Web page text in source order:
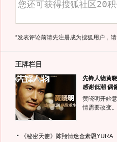
*发表评论前请先注册成为搜狐用户，
王牌栏目
先锋人物黄
感谢低潮 偶
黄晓明开始
情需要改变
《秘密天使》陈翔情迷金素恩YURA